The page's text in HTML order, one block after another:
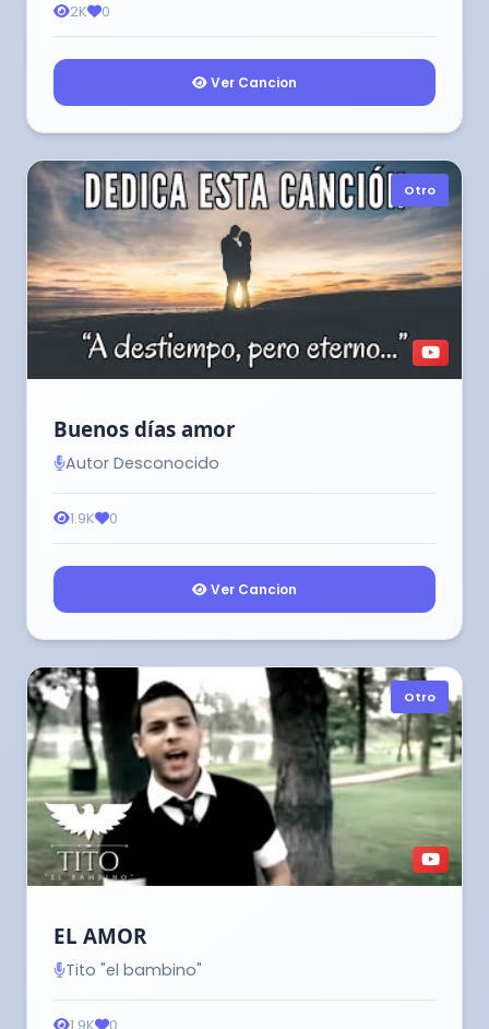
2K 0
Ver Cancion
Otro
Buenos días amor
Autor Desconocido
1.9K 0
Ver Cancion
Otro
EL AMOR
Tito "el bambino"